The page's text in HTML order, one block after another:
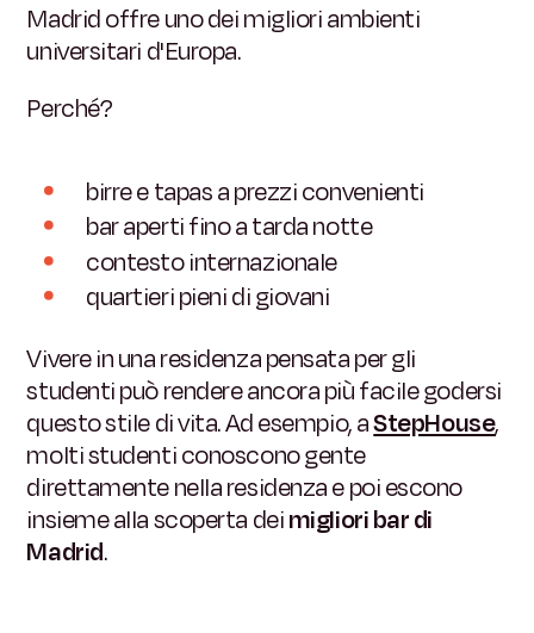
Madrid offre uno dei migliori ambienti
universitari d'Europa.
Perché?
birre e tapas a prezzi convenienti
bar aperti fino a tarda notte
contesto internazionale
quartieri pieni di giovani
Vivere in una residenza pensata per gli
studenti può rendere ancora più facile godersi
questo stile di vita. Ad esempio, aStepHouse,
molti studenti conoscono gente
direttamente nella residenza e poi escono
insieme alla scoperta deimigliori bar di
Madrid.